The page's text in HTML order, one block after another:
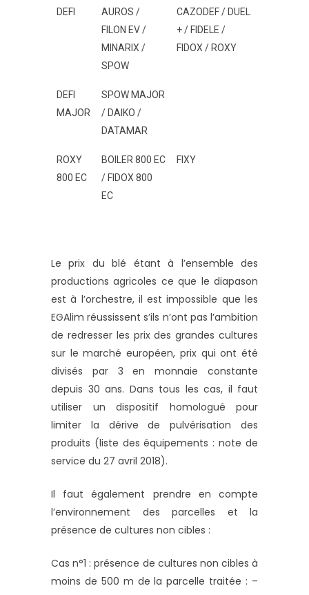
DEFI
AUROS /
FILON EV /
MINARIX /
SPOW
CAZODEF / DUEL
+ / FIDELE /
FIDOX / ROXY
DEFI
MAJOR
SPOW MAJOR
/ DAIKO /
DATAMAR
ROXY
800 EC
BOILER 800 EC
/ FIDOX 800
EC
FIXY
Le prix du blé étant à l’ensemble des
productions agricoles ce que le diapason
est à l’orchestre, il est impossible que les
EGAlim réussissent s’ils n’ont pas l’ambition
de redresser les prix des grandes cultures
sur le marché européen, prix qui ont été
divisés par 3 en monnaie constante
depuis 30 ans. Dans tous les cas, il faut
utiliser un dispositif homologué pour
limiter la dérive de pulvérisation des
produits (liste des équipements : note de
service du 27 avril 2018).
Il faut également prendre en compte
l’environnement des parcelles et la
présence de cultures non cibles :
Cas n°1 : présence de cultures non cibles à
moins de 500 m de la parcelle traitée : –